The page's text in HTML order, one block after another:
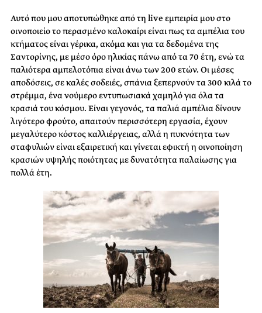
Αυτό που μου αποτυπώθηκε από τη live εμπειρία μου στο
οινοποιείο το περασμένο καλοκαίρι είναι πως τα αμπέλια του
κτήματος είναι γέρικα, ακόμα και για τα δεδομένα της
Σαντορίνης, με μέσο όρο ηλικίας πάνω από τα 70 έτη, ενώ τα
παλιότερα αμπελοτόπια είναι άνω των 200 ετών. Οι μέσες
αποδόσεις, σε καλές σοδειές, σπάνια ξεπερνούν τα 300 κιλά το
στρέμμα, ένα νούμερο εντυπωσιακά χαμηλό για όλα τα
κρασιά του κόσμου. Είναι γεγονός, τα παλιά αμπέλια δίνουν
λιγότερο φρούτο, απαιτούν περισσότερη εργασία, έχουν
μεγαλύτερο κόστος καλλιέργειας, αλλά η πυκνότητα των
σταφυλιών είναι εξαιρετική και γίνεται εφικτή η οινοποίηση
κρασιών υψηλής ποιότητας με δυνατότητα παλαίωσης για
πολλά έτη.